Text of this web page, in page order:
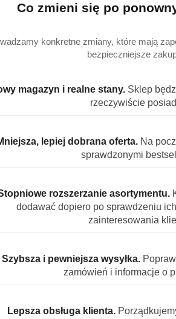
Co zmieni się po
konkretne zmiany, które mają
bezpieczniejsze
magazyn i realne stany. Sklep
rzeczywiście
lepiej dobrana oferta. Na
sprawdzonymi
rozszerzanie asortymentu.
dodawać dopiero po sprawdzeniu
zainteresowania
Szybsza i pewniejsza wysyłka.
zamówień i informacje o
Lepsza obsługa klienta.